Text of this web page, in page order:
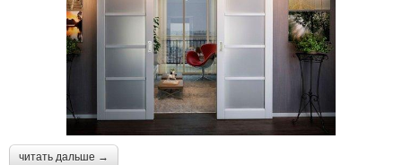
читать дальше →